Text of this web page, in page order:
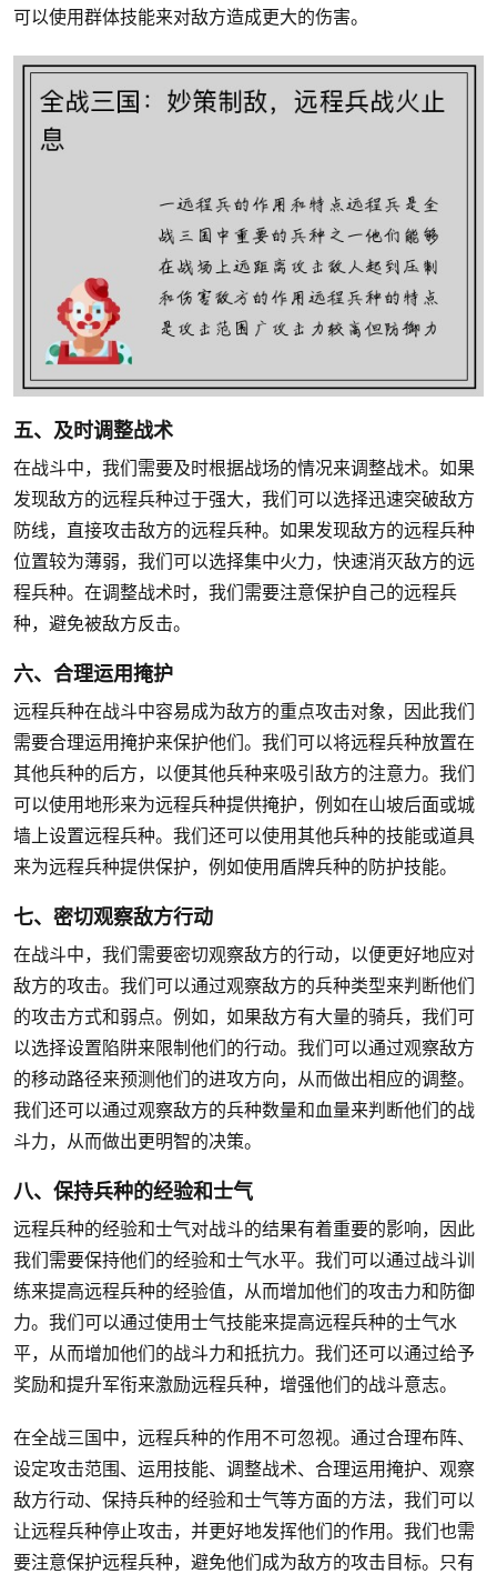
可以使用群体技能来对敌方造成更大的伤害。
五、及时调整战术
在战斗中，我们需要及时根据战场的情况来调整战术。如果
发现敌方的远程兵种过于强大，我们可以选择迅速突破敌方
防线，直接攻击敌方的远程兵种。如果发现敌方的远程兵种
位置较为薄弱，我们可以选择集中火力，快速消灭敌方的远
程兵种。在调整战术时，我们需要注意保护自己的远程兵
种，避免被敌方反击。
六、合理运用掩护
远程兵种在战斗中容易成为敌方的重点攻击对象，因此我们
需要合理运用掩护来保护他们。我们可以将远程兵种放置在
其他兵种的后方，以便其他兵种来吸引敌方的注意力。我们
可以使用地形来为远程兵种提供掩护，例如在山坡后面或城
墙上设置远程兵种。我们还可以使用其他兵种的技能或道具
来为远程兵种提供保护，例如使用盾牌兵种的防护技能。
七、密切观察敌方行动
在战斗中，我们需要密切观察敌方的行动，以便更好地应对
敌方的攻击。我们可以通过观察敌方的兵种类型来判断他们
的攻击方式和弱点。例如，如果敌方有大量的骑兵，我们可
以选择设置陷阱来限制他们的行动。我们可以通过观察敌方
的移动路径来预测他们的进攻方向，从而做出相应的调整。
我们还可以通过观察敌方的兵种数量和血量来判断他们的战
斗力，从而做出更明智的决策。
八、保持兵种的经验和士气
远程兵种的经验和士气对战斗的结果有着重要的影响，因此
我们需要保持他们的经验和士气水平。我们可以通过战斗训
练来提高远程兵种的经验值，从而增加他们的攻击力和防御
力。我们可以通过使用士气技能来提高远程兵种的士气水
平，从而增加他们的战斗力和抵抗力。我们还可以通过给予
奖励和提升军衔来激励远程兵种，增强他们的战斗意志。
在全战三国中，远程兵种的作用不可忽视。通过合理布阵、
设定攻击范围、运用技能、调整战术、合理运用掩护、观察
敌方行动、保持兵种的经验和士气等方面的方法，我们可以
让远程兵种停止攻击，并更好地发挥他们的作用。我们也需
要注意保护远程兵种，避免他们成为敌方的攻击目标。只有